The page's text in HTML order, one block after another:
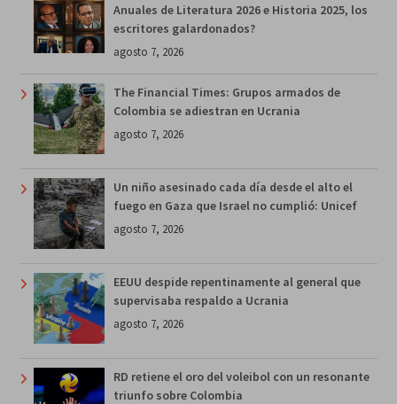
Anuales de Literatura 2026 e Historia 2025, los
escritores galardonados?
agosto 7, 2026
The Financial Times: Grupos armados de
Colombia se adiestran en Ucrania
agosto 7, 2026
Un niño asesinado cada día desde el alto el
fuego en Gaza que Israel no cumplió: Unicef
agosto 7, 2026
EEUU despide repentinamente al general que
supervisaba respaldo a Ucrania
agosto 7, 2026
RD retiene el oro del voleibol con un resonante
triunfo sobre Colombia